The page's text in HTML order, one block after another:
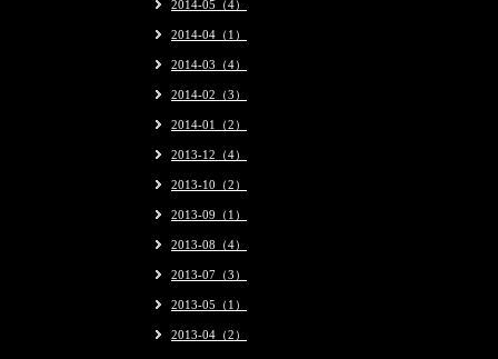
2014-05（4）
2014-04（1）
2014-03（4）
2014-02（3）
2014-01（2）
2013-12（4）
2013-10（2）
2013-09（1）
2013-08（4）
2013-07（3）
2013-05（1）
2013-04（2）